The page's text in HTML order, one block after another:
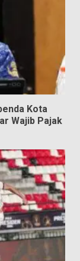
Kota
Wajib Pajak